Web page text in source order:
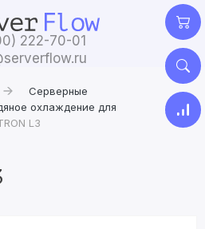
222-70-01
Серверные
охлаждение для
L3